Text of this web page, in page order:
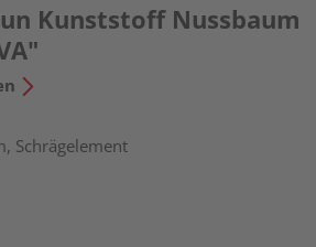
Kunststoff Nussbaum
Schrägelement